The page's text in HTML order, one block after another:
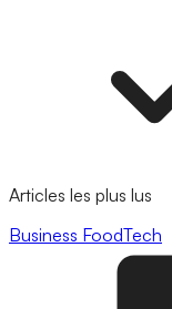
Articles les plus lus
Business FoodTech